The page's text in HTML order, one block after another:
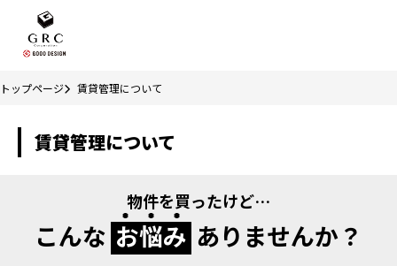
トップページ 賃貸管理について
賃貸管理について
物件を買ったけど…
こんな お悩み ありませんか？